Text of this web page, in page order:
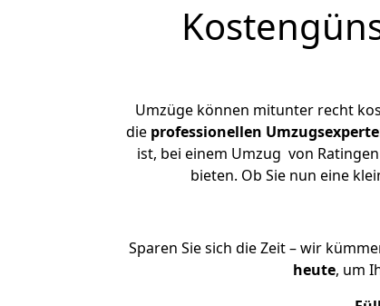
Umzüge können mitunter recht
die professionellen
ist, bei einem Umzug von
bieten. Ob Sie nun eine
Sparen Sie sich die Zeit – wir
heute, um